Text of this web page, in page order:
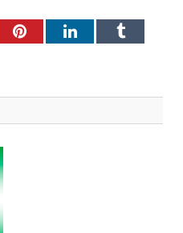
PinterestLinkedInTumblr